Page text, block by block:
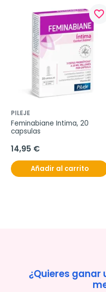
favorite_border
PILEJE
Feminabiane Intima, 20
capsulas
14,95 €
Añadir al carrito
¿Quieres ganar